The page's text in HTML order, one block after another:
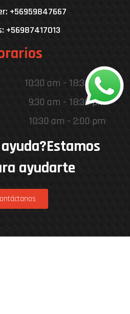
+56959847667
+56987417013
10:30 am - 18:30 pm
9:30 am - 18:30 pm
10:30 am - 2:00 pm
ayudarte